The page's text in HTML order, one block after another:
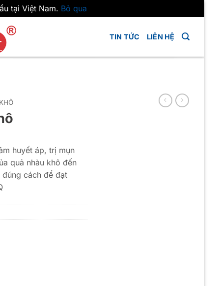
tại Việt Nam. Bỏ qua
TIN TỨC LIÊN HỆ
huyết áp, trị mụn
quả nhàu khô đến
cách để đạt